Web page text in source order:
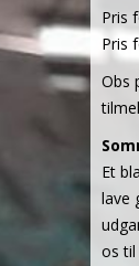
Pris
Pris
Obs
Et
lave
os